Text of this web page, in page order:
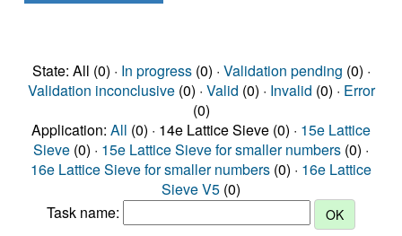
State: All (0) · In progress(0) · Validation pending (0) ·
Validation inconclusive(0) · Valid (0) · Invalid (0) · Error
(0)
Application: All (0) · 14e Lattice Sieve (0) · 15e Lattice
Sieve (0) · 15e Lattice Sieve for smaller numbers (0) ·
16e Lattice Sieve for smaller numbers (0) · 16e Lattice
Sieve V5 (0)
Task name: